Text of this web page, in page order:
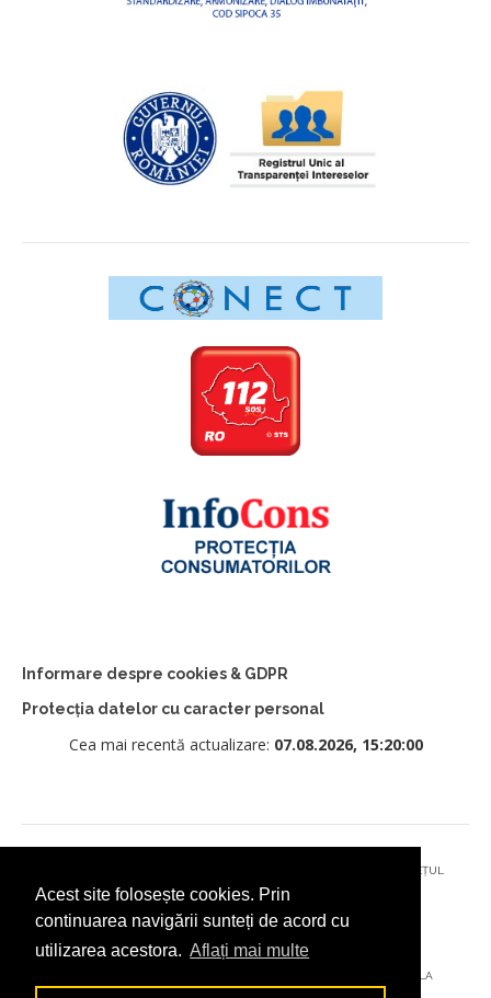
Acest site folosește cookies. Prin
continuarea navigării sunteți de acord cu
utilizarea acestora. Aflați mai multe
Informare despre cookies & GDPR
Protecția datelor cu caracter personal
Cea mai recentă actualizare: 07.08.2026, 15:20:00
© 2026 - PRIMĂRIA MUNICIPIULUI CÂMPULUNG MOLDOVENESC, JUDEȚUL
SUCEAVA
AȚI ÎNTÂMPINAT O PROBLEMĂ TEHNICĂ? TRIMITEȚI-NE UN EMAIL LA